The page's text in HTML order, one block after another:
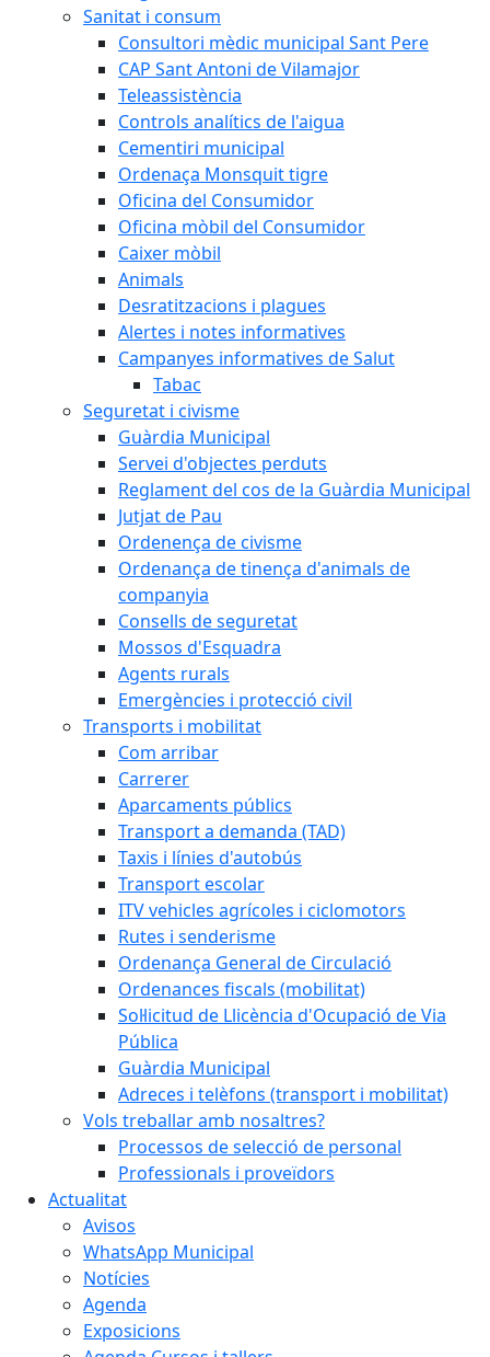
Sanitat i consum
Consultori mèdic municipal Sant Pere
CAP Sant Antoni de Vilamajor
Teleassistència
Controls analítics de l'aigua
Cementiri municipal
Ordenaça Monsquit tigre
Oficina del Consumidor
Oficina mòbil del Consumidor
Caixer mòbil
Animals
Desratitzacions i plagues
Alertes i notes informatives
Campanyes informatives de Salut
Tabac
Seguretat i civisme
Guàrdia Municipal
Servei d'objectes perduts
Reglament del cos de la Guàrdia Municipal
Jutjat de Pau
Ordenença de civisme
Ordenança de tinença d'animals de
companyia
Consells de seguretat
Mossos d'Esquadra
Agents rurals
Emergències i protecció civil
Transports i mobilitat
Com arribar
Carrerer
Aparcaments públics
Transport a demanda (TAD)
Taxis i línies d'autobús
Transport escolar
ITV vehicles agrícoles i ciclomotors
Rutes i senderisme
Ordenança General de Circulació
Ordenances fiscals (mobilitat)
Sol·licitud de Llicència d'Ocupació de Via
Pública
Guàrdia Municipal
Adreces i telèfons (transport i mobilitat)
Vols treballar amb nosaltres?
Processos de selecció de personal
Professionals i proveïdors
Actualitat
Avisos
WhatsApp Municipal
Notícies
Agenda
Exposicions